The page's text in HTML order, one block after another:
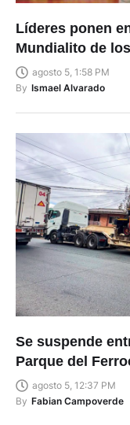
Líderes ponen
Mundialito de
agosto 5, 1:58 PM
By Ismael Alvarado
Se suspende
Parque del
agosto 5, 12:37 PM
By Fabian Campoverde